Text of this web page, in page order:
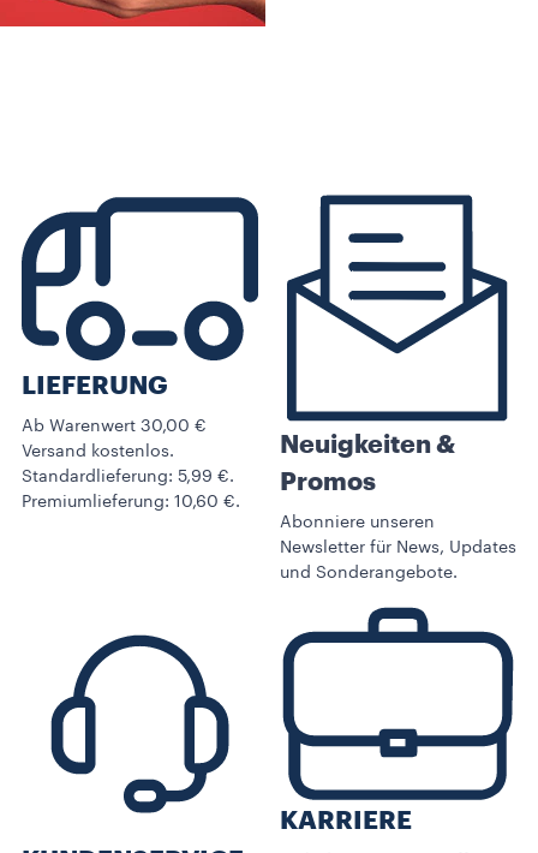
LIEFERUNG
Ab Warenwert 30,00 €
Versand kostenlos.
Standardlieferung: 5,99 €.
Premiumlieferung: 10,60 €.
Neuigkeiten &
Promos​
Abonniere unseren
Newsletter für News, Updates
und Sonderangebote.
KARRIERE